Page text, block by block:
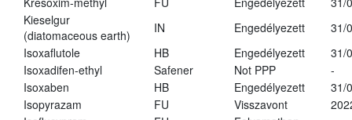
Kieselgur
(diatomaceous earth)
IN Engedélyezett
31/
Isoxaflutole
HB Engedélyezett
31/
Isoxadifen-ethyl
Safener Not PPP
-
Isoxaben
HB Engedélyezett
31/
Isopyrazam
FU Visszavont